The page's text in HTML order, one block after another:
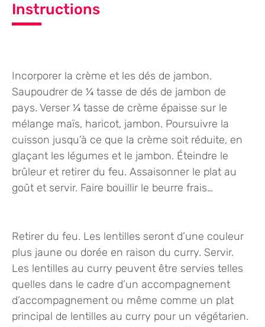
Instructions
Incorporer la crème et les dés de jambon.
Saupoudrer de ¼ tasse de dés de jambon de
pays. Verser ¼ tasse de crème épaisse sur le
mélange maïs, haricot, jambon. Poursuivre la
cuisson jusqu’à ce que la crème soit réduite, en
glaçant les légumes et le jambon. Éteindre le
brûleur et retirer du feu. Assaisonner le plat au
goût et servir. Faire bouillir le beurre frais…
Retirer du feu. Les lentilles seront d’une couleur
plus jaune ou dorée en raison du curry. Servir.
Les lentilles au curry peuvent être servies telles
quelles dans le cadre d’un accompagnement
d’accompagnement ou même comme un plat
principal de lentilles au curry pour un végétarien.